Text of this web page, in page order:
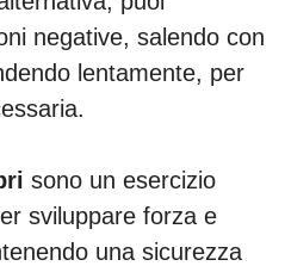
negative, salendo con
lentamente, per
sono un esercizio
sviluppare forza e
una sicurezza